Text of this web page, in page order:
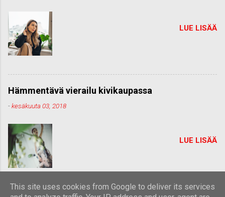
LUE LISÄÄ
Hämmentävä vierailu kivikaupassa
-kesäkuuta 03, 2018
LUE LISÄÄ
This site uses cookies from Google to deliver its services